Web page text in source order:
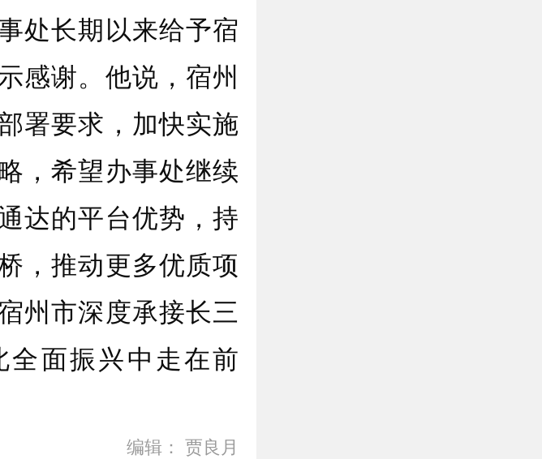
处长期以来给予宿
感谢。他说，宿州
署要求，加快实施
，希望办事处继续
达的平台优势，持
，推动更多优质项
州市深度承接长三
面振兴中走在前
编辑：贾良月